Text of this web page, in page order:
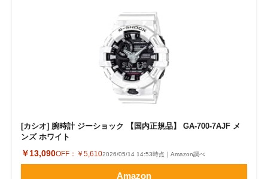
[カシオ] 腕時計 ジーショック 【国内正規品】 GA-700-7AJF メ
ンズ ホワイト
￥13,090OFF： ￥5,6102026/05/14 14:53時点｜Amazon調べ
Amazon